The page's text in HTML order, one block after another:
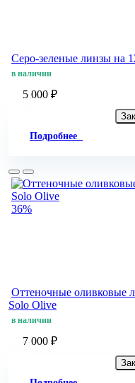
Серо-зеленые линзы на
в наличии
5 000 ₽
Подробнее
36%
Оттеночные оливковые
Solo Olive
в наличии
7 000 ₽